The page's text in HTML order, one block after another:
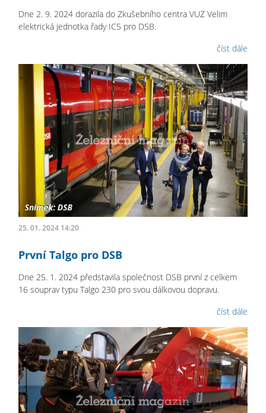
Dne 2. 9. 2024 dorazila do Zkušebního centra VUZ Velim
elektrická jednotka řady IC5 pro DSB.
číst dále
25. 01. 2024 14:20
První Talgo pro DSB
Dne 25. 1. 2024 představila společnost DSB první z celkem
16 souprav typu Talgo 230 pro svou dálkovou dopravu.
číst dále